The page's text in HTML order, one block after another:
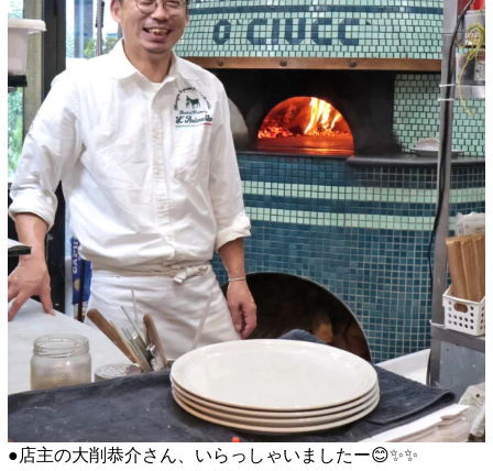
●店主の大削恭介さん、いらっしゃいましたー😊✨️✨️